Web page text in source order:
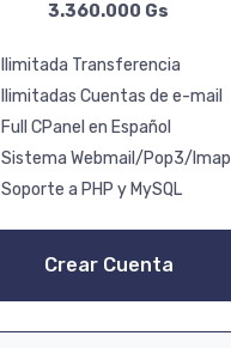
3.360.000 Gs
Ilimitada Transferencia
Ilimitadas Cuentas de e-mail
Full CPanel en Español
Sistema Webmail/Pop3/Imap
Soporte a PHP y MySQL
Crear Cuenta